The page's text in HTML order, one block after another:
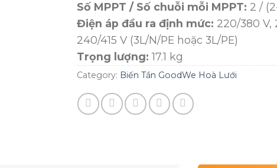
Số MPPT / Số chuỗi mỗi MPPT: 2 /
Điện áp đầu ra định mức: 220/380 V,
240/415 V (3L/N/PE hoặc 3L/PE)
Trọng lượng: 17.1 kg
Category: Biến Tần GoodWe Hoà Lưới